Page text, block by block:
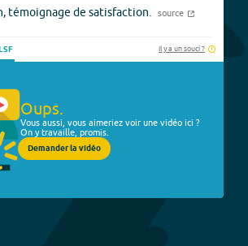
témoignage de satisfaction. source
Il y a un souci ?
Oups.
Vous aussi, vous aimeriez voir une vidéo ici ?
On y travaille, promis.
Demander la vidéo